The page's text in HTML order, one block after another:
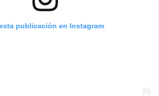
publicación en Instagram